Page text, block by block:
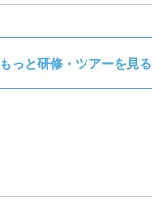
もっと研修・ツアーを見る